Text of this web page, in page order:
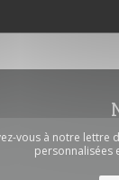
vous à notre
personnalisées